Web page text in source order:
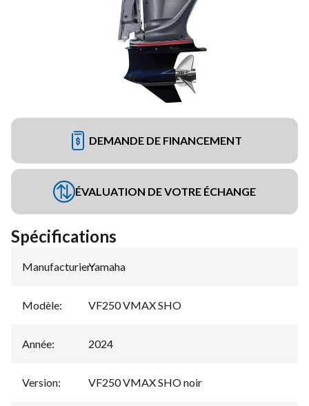
DEMANDE DE FINANCEMENT
ÉVALUATION DE VOTRE ÉCHANGE
Spécifications
Manufacturier:
Yamaha
Modèle: VF250 VMAX SHO
Année: 2024
Version: VF250 VMAX SHO noir